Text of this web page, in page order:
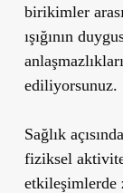
birikimler
ışığının
ediliyorsunuz.
Sağlık
fiziksel
etkileşimlerde